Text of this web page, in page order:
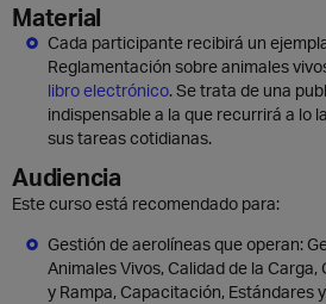
Material
Cada participante recibirá un
Reglamentación sobre animales
libro electrónico. Se trata de una
indispensable a la que recurrirá a lo
sus tareas cotidianas.
Audiencia
Este curso está recomendado para:
Gestión de aerolíneas que operan:
Animales Vivos, Calidad de la
y Rampa, Capacitación, Estándares